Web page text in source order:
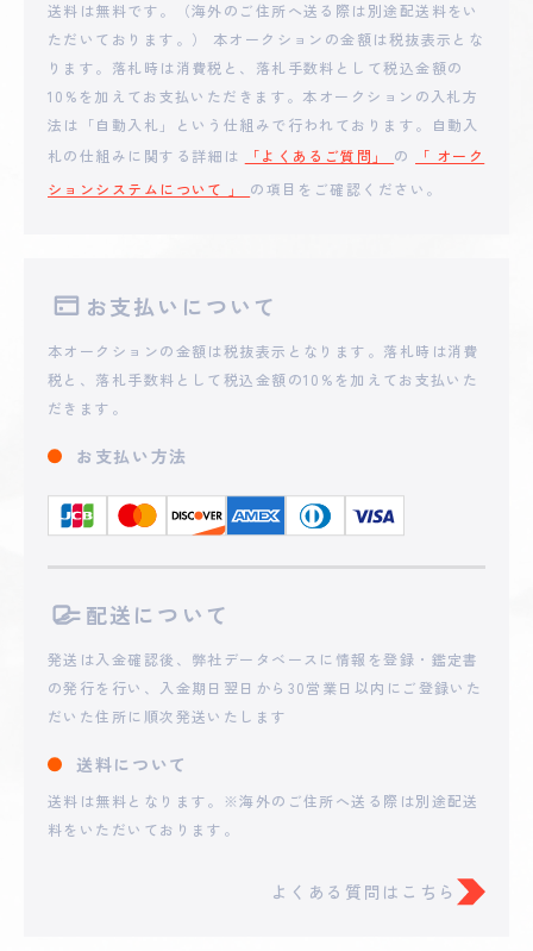
28,001
**JI 2025 - 04 - 28 10:04
25,000
2025 - 04 - 28 08:46
**UHO
**riki
**AHI 2025 - 04 - 26 21:26
**non
**momo0321
送料は無料です。（海外のご住所へ送る際は別途配送料をい
ただいております。） 本オークションの金額は税抜表示とな
ります。落札時は消費税と、落札手数料として税込金額の
10%を加えてお支払いただきます。本オークションの入札方
法は「自動入札」という仕組みで行われております。自動入
札の仕組みに関する詳細は
「よくあるご質問」 の
「 オーク
ションシステムについて 」 の項目をご確認ください。
お支払いについて
本オークションの金額は税抜表示となります。落札時は消費
税と、落札手数料として税込金額の10%を加えてお支払いた
だきます。
お支払い方法
配送について
発送は入金確認後、弊社データベースに情報を登録・鑑定書
の発行を行い、入金期日翌日から30営業日以内にご登録いた
だいた住所に順次発送いたします
送料について
送料は無料となります。※海外のご住所へ送る際は別途配送
料をいただいております。
よくある質問はこちら